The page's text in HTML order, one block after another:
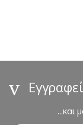
d
...και